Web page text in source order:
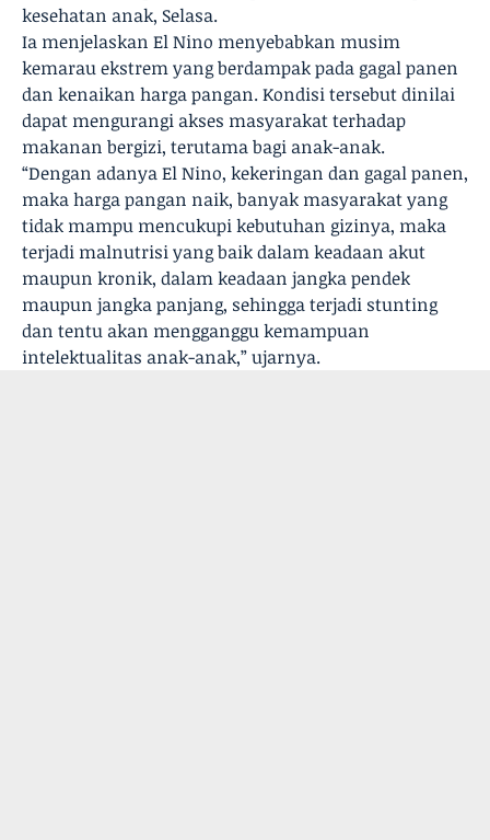
kesehatan anak, Selasa.
Ia menjelaskan El Nino menyebabkan musim
kemarau ekstrem yang berdampak pada gagal panen
dan kenaikan harga pangan. Kondisi tersebut dinilai
dapat mengurangi akses masyarakat terhadap
makanan bergizi, terutama bagi anak-anak.
“Dengan adanya El Nino, kekeringan dan gagal panen,
maka harga pangan naik, banyak masyarakat yang
tidak mampu mencukupi kebutuhan gizinya, maka
terjadi malnutrisi yang baik dalam keadaan akut
maupun kronik, dalam keadaan jangka pendek
maupun jangka panjang, sehingga terjadi stunting
dan tentu akan mengganggu kemampuan
intelektualitas anak-anak,” ujarnya.